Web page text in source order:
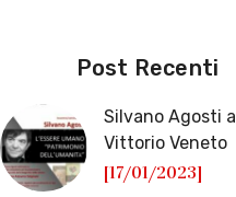
Post Recenti
Silvano Agosti a
Vittorio Veneto
[17/01/2023]